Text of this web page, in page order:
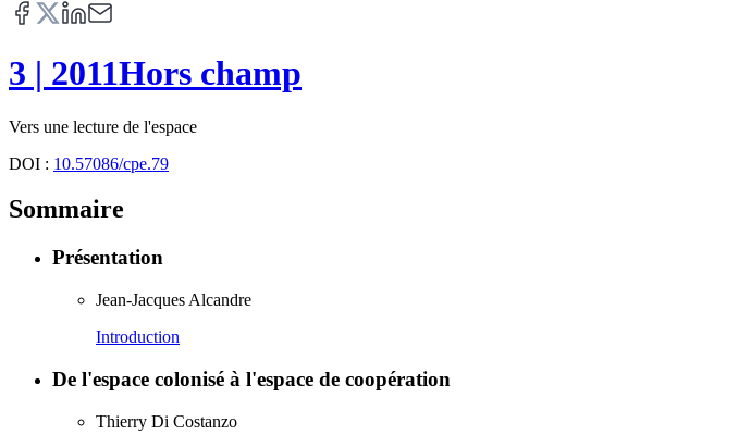
3 | 2011Hors champ
Vers une lecture de l'espace
DOI : 10.57086/cpe.79
Sommaire
Présentation
Jean-Jacques Alcandre
Introduction
De l'espace colonisé à l'espace de coopération
Thierry Di Costanzo